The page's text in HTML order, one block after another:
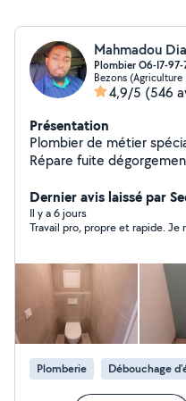
Mahmadou
Plombier O6-I7-97-
Bezons
4,9/5 (546
Présentation
Plombier de métier
Répare fuite
soudure au chalumeau
rép pas aux msg privés
rayon ds ce cas appelez
Dernier avis laissé par
Il y a 6 jours
Travail pro, propre et rapide.
Plomberie Débouchage